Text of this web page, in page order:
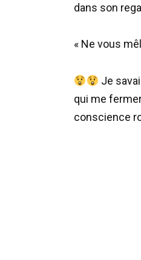
dans son
« Ne vous
Je
qui me
conscience